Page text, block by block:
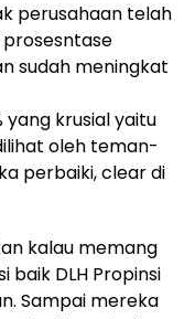
perusahaan telah
sudah meningkat
krusial yaitu
oleh teman-
perbaiki, clear di
kalau memang
baik DLH Propinsi
Sampai mereka